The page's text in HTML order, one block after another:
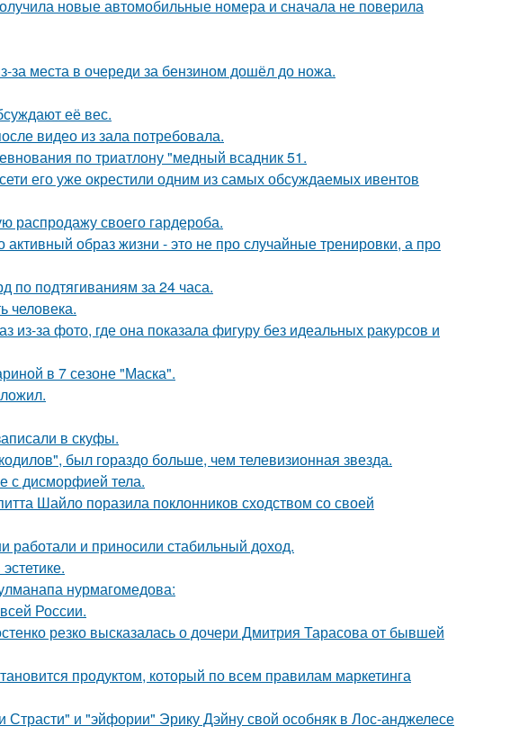
новые автомобильные номера и сначала не поверила
за места в очереди за бензином дошёл до ножа.
её вес.
видео из зала потребовала.
по триатлону "медный всадник 51.
его уже окрестили одним из самых обсуждаемых ивентов
распродажу своего гардероба.
образ жизни - это не про случайные тренировки, а про
по подтягиваниям за 24 часа.
человека.
из-за фото, где она показала фигуру без идеальных ракурсов и
в 7 сезоне "Маска".
в скуфы.
был гораздо больше, чем телевизионная звезда.
с дисморфией тела.
Шайло поразила поклонников сходством со своей
работали и приносили стабильный доход.
нурмагомедова:
России.
резко высказалась о дочери Дмитрия Тарасова от бывшей
продуктом, который по всем правилам маркетинга
и "эйфории" Эрику Дэйну свой особняк в Лос-анджелесе